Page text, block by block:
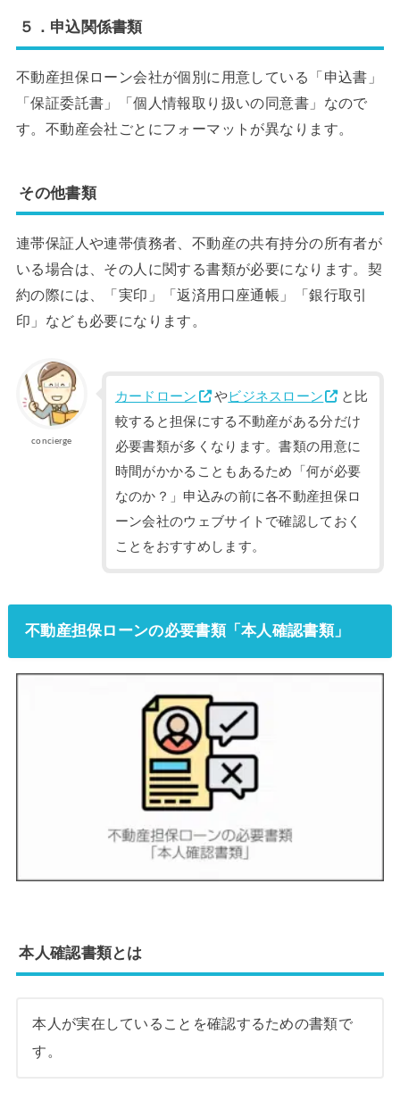
５．申込関係書類
不動産担保ローン会社が個別に用意している「申込書」
「保証委託書」「個人情報取り扱いの同意書」なので
す。不動産会社ごとにフォーマットが異なります。
その他書類
連帯保証人や連帯債務者、不動産の共有持分の所有者が
いる場合は、その人に関する書類が必要になります。契
約の際には、「実印」「返済用口座通帳」「銀行取引
印」なども必要になります。
concierge
カードローン や ビジネスローン
と比
較すると担保にする不動産がある分だけ
必要書類が多くなります。書類の用意に
時間がかかることもあるため「何が必要
なのか？」申込みの前に各不動産担保ロ
ーン会社のウェブサイトで確認しておく
ことをおすすめします。
不動産担保ローンの必要書類「本人確認書類」
本人確認書類とは
本人が実在していることを確認するための書類で
す。